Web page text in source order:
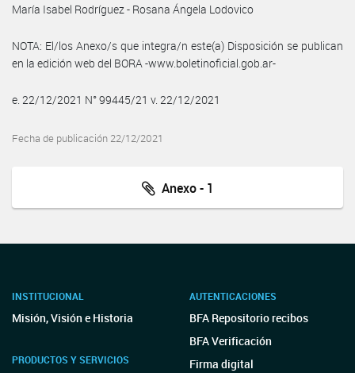
María Isabel Rodríguez - Rosana Ángela Lodovico
NOTA: El/los Anexo/s que integra/n este(a) Disposición se publican
en la edición web del BORA -www.boletinoficial.gob.ar-
e. 22/12/2021 N° 99445/21 v. 22/12/2021
Fecha de publicación 22/12/2021
Anexo - 1
INSTITUCIONAL
Misión, Visión e Historia
PRODUCTOS Y SERVICIOS
AUTENTICACIONES
BFA Repositorio recibos
BFA Verificación
Firma digital